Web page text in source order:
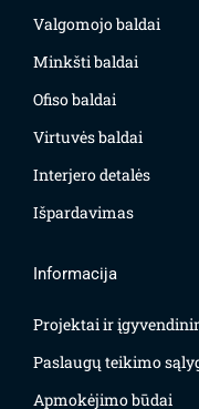
Valgomojo baldai
Minkšti baldai
Ofiso baldai
Virtuvės baldai
Interjero detalės
Išpardavimas
Informacija
Projektai ir
Paslaugų teikimo
Apmokėjimo būdai